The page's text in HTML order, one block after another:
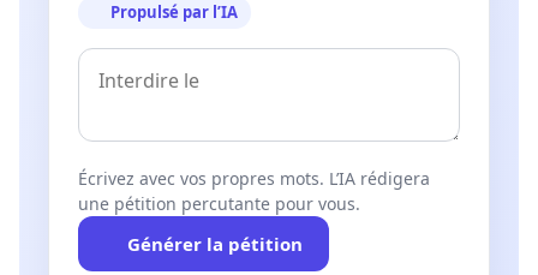
Propulsé par l’IA
Écrivez avec vos propres mots. L’IA rédigera
une pétition percutante pour vous.
Générer la pétition